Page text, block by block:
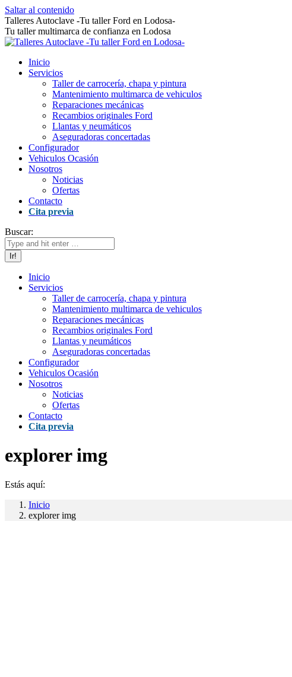
Saltar al contenido
Talleres Autoclave -Tu taller Ford en Lodosa-
Tu taller multimarca de confianza en Lodosa
Inicio
Servicios
Taller de carrocería, chapa y pintura
Mantenimiento multimarca de vehiculos
Reparaciones mecánicas
Recambios originales Ford
Llantas y neumáticos
Aseguradoras concertadas
Configurador
Vehiculos Ocasión
Nosotros
Noticias
Ofertas
Contacto
Cita previa
Buscar:
Inicio
Servicios
Taller de carrocería, chapa y pintura
Mantenimiento multimarca de vehiculos
Reparaciones mecánicas
Recambios originales Ford
Llantas y neumáticos
Aseguradoras concertadas
Configurador
Vehiculos Ocasión
Nosotros
Noticias
Ofertas
Contacto
Cita previa
explorer img
Estás aquí:
Inicio
explorer img